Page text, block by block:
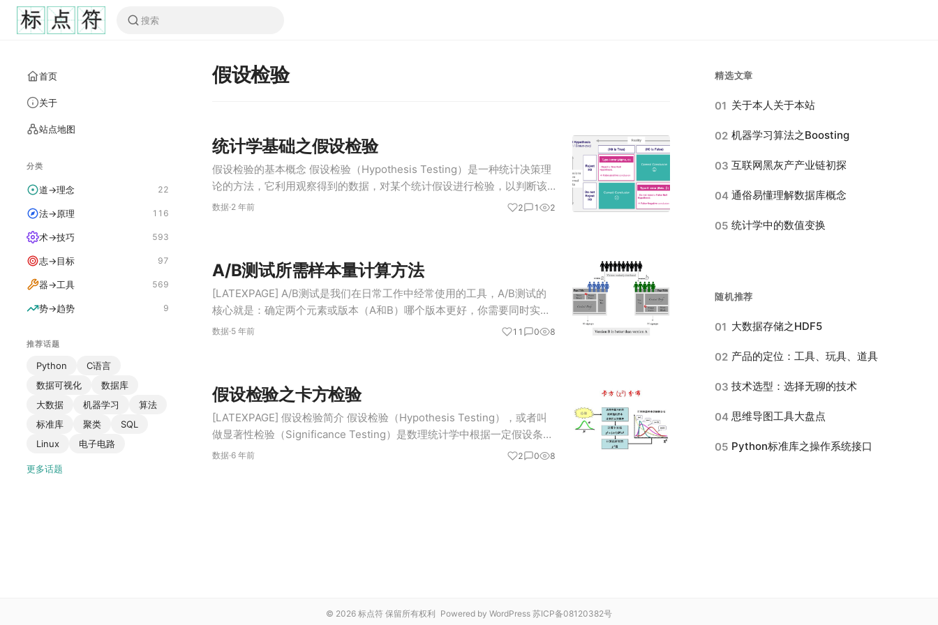
首页
关于
站点地图
分类
道→理念 22
法→原理 116
术→技巧 593
志→目标 97
器→工具 569
势→趋势 9
推荐话题
Python
C语言
数据可视化
数据库
大数据
机器学习
算法
标准库
聚类
SQL
Linux
电子电路
更多话题
假设检验
统计学基础之假设检验
假设检验的基本概念 假设检验（Hypothesis Testing）是一种统计决策理
论的方法，它利用观察得到的数据，对某个统计假设进行检验，以判断该
假设是否合理。 在假设检验中，首先会提出两个对立的假设：原假设
数据·2 年前 2 1 2
A/B测试所需样本量计算方法
[LATEXPAGE] A/B测试是我们在日常工作中经常使用的工具，A/B测试的
核心就是：确定两个元素或版本（A和B）哪个版本更好，你需要同时实验
两个版本。最后，选择最好的版本使用。 A/B比较困难的点是确定在什么
数据·5 年前 11 0 8
假设检验之卡方检验
[LATEXPAGE] 假设检验简介 假设检验（Hypothesis Testing），或者叫
做显著性检验（Significance Testing）是数理统计学中根据一定假设条件
由样本推断总体的一种方法。其基本原理是先对总体的特征作出某种…
数据·6 年前 2 0 8
精选文章
01 关于本人关于本站
02 机器学习算法之Boosting
03 互联网黑灰产产业链初探
04 通俗易懂理解数据库概念
05 统计学中的数值变换
随机推荐
01 大数据存储之HDF5
02 产品的定位：工具、玩具、道具
03 技术选型：选择无聊的技术
04 思维导图工具大盘点
05 Python标准库之操作系统接口
© 2026 标点符 保留所有权利 Powered by WordPress 苏ICP备08120382号